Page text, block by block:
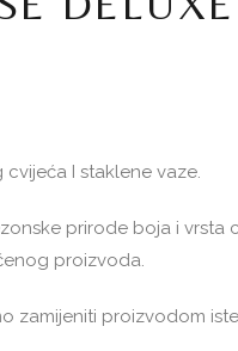
I staklene vaze.
prirode boja i vrsta
proizvoda.
zamijeniti proizvodom